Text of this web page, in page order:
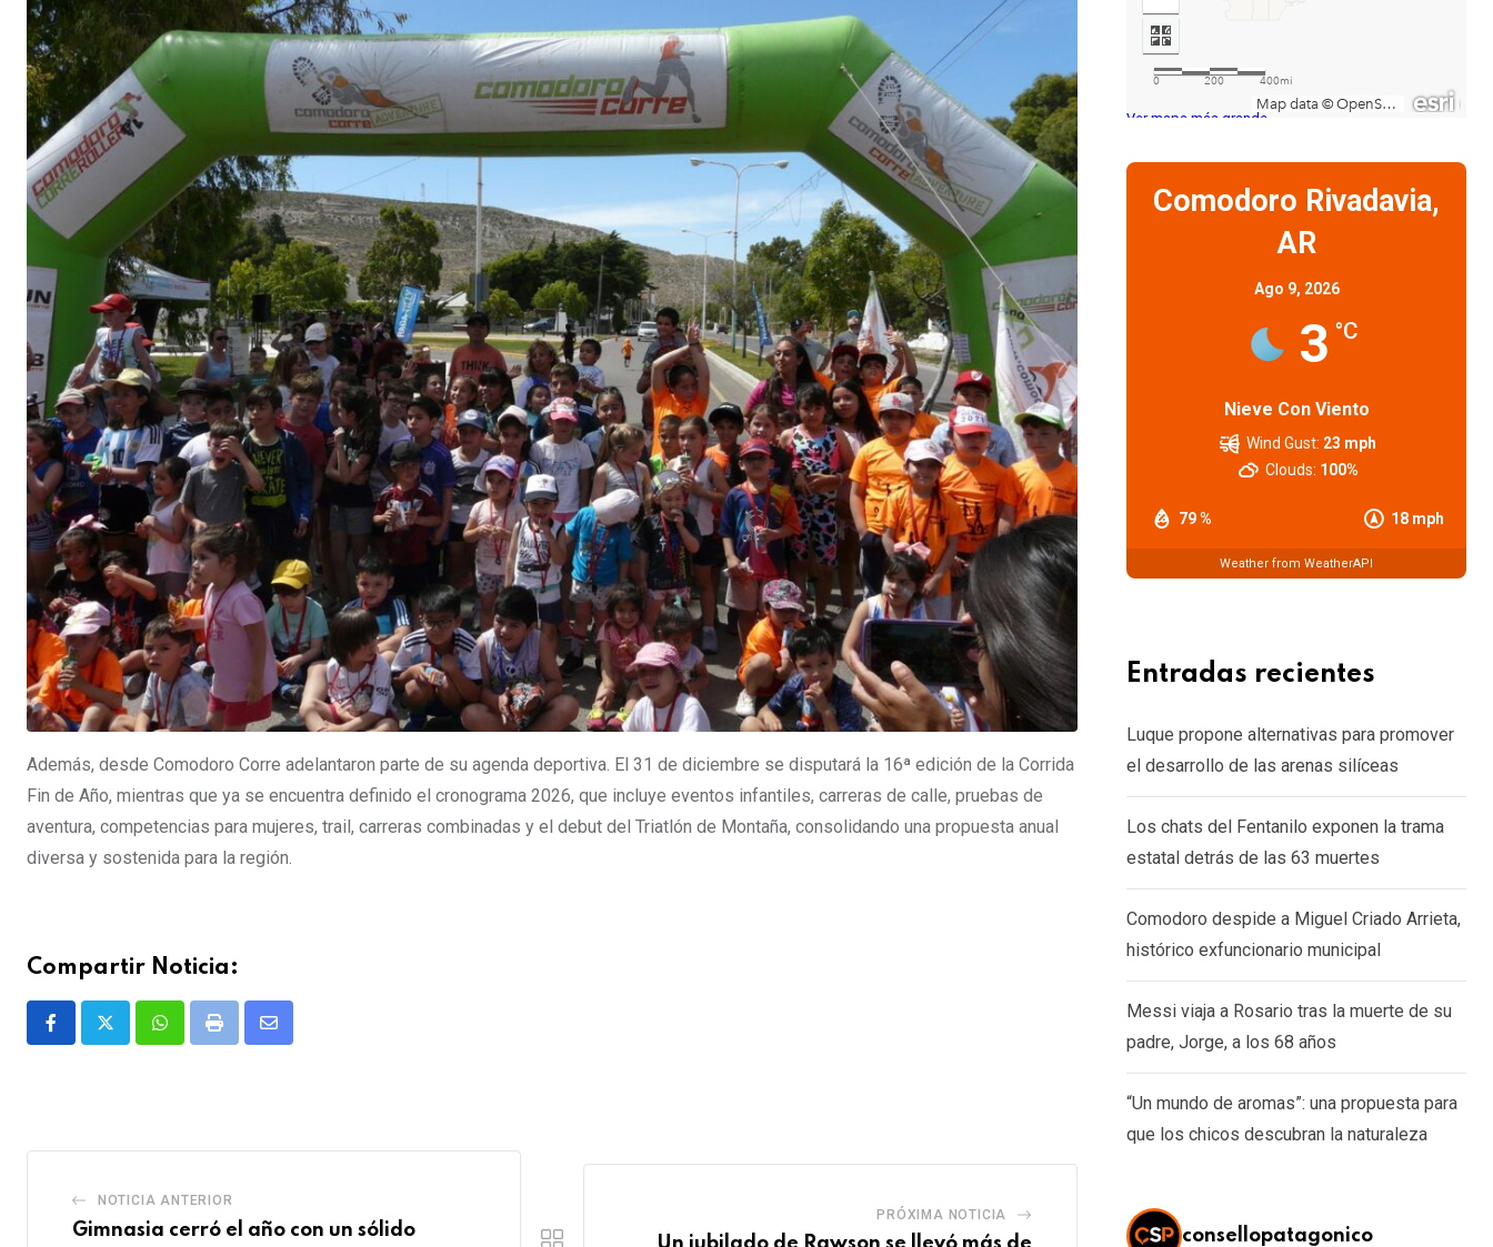
Además, desde Comodoro Corre adelantaron parte de su agenda deportiva. El 31 de diciembre se disputará la 16ª edición de la Corrida
Fin de Año, mientras que ya se encuentra definido el cronograma 2026, que incluye eventos infantiles, carreras de calle, pruebas de
aventura, competencias para mujeres, trail, carreras combinadas y el debut del Triatlón de Montaña, consolidando una propuesta anual
diversa y sostenida para la región.
Compartir Noticia:
WhatsappPrint
Share
NOTICIA ANTERIOR
Gimnasia cerró el año con un sólido
PRÓXIMA NOTICIA
Ver mapa más grande
Comodoro Rivadavia,
AR
Ago 9, 2026
3 °C
Nieve Con Viento
79 % 18 mph
Wind Gust: 23 mph
Clouds: 100%
Weather from WeatherAPI
Entradas recientes
Luque propone alternativas para promover
el desarrollo de las arenas silíceas
Los chats del Fentanilo exponen la trama
estatal detrás de las 63 muertes
Comodoro despide a Miguel Criado Arrieta,
histórico exfuncionario municipal
Messi viaja a Rosario tras la muerte de su
padre, Jorge, a los 68 años
“Un mundo de aromas”: una propuesta para
que los chicos descubran la naturaleza
consellopatagonico